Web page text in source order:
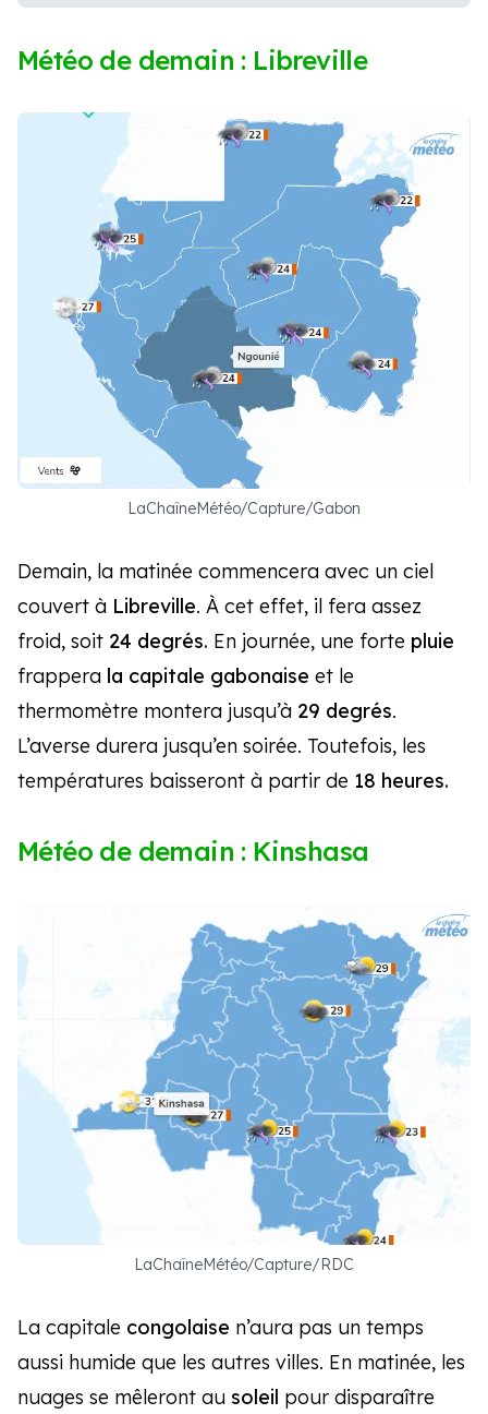
Météo de demain : Libreville
LaChaîneMétéo/Capture/Gabon
Demain, la matinée commencera avec un ciel
couvert à Libreville. À cet effet, il fera assez
froid, soit 24 degrés. En journée, une forte pluie
frappera la capitale gabonaise et le
thermomètre montera jusqu’à 29 degrés.
L’averse durera jusqu’en soirée. Toutefois, les
températures baisseront à partir de 18 heures.
Météo de demain : Kinshasa
LaChaîneMétéo/Capture/RDC
La capitale congolaise n’aura pas un temps
aussi humide que les autres villes. En matinée, les
nuages se mêleront au soleil pour disparaître